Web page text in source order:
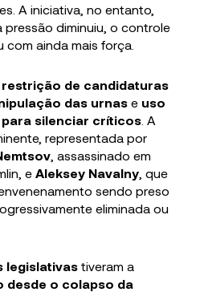
A iniciativa, no entanto,
pressão diminuiu, o controle
ainda mais força.
restrição de candidaturas
das urnas e uso
silenciar críticos . A
representada por
, assassinado em
e Aleksey Navalny , que
sendo preso
eliminada ou
legislativas tiveram a
desde o colapso da